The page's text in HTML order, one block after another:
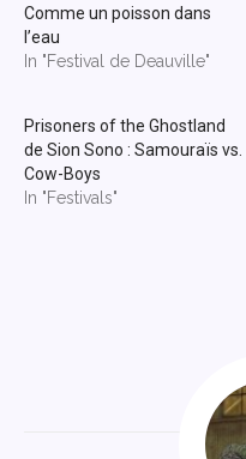
Comme un poisson dans
l’eau
In "Festival de Deauville"
Prisoners of the Ghostland
de Sion Sono : Samouraïs vs.
Cow-Boys
In "Festivals"